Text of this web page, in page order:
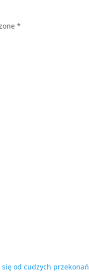
*
od cudzych przekonań